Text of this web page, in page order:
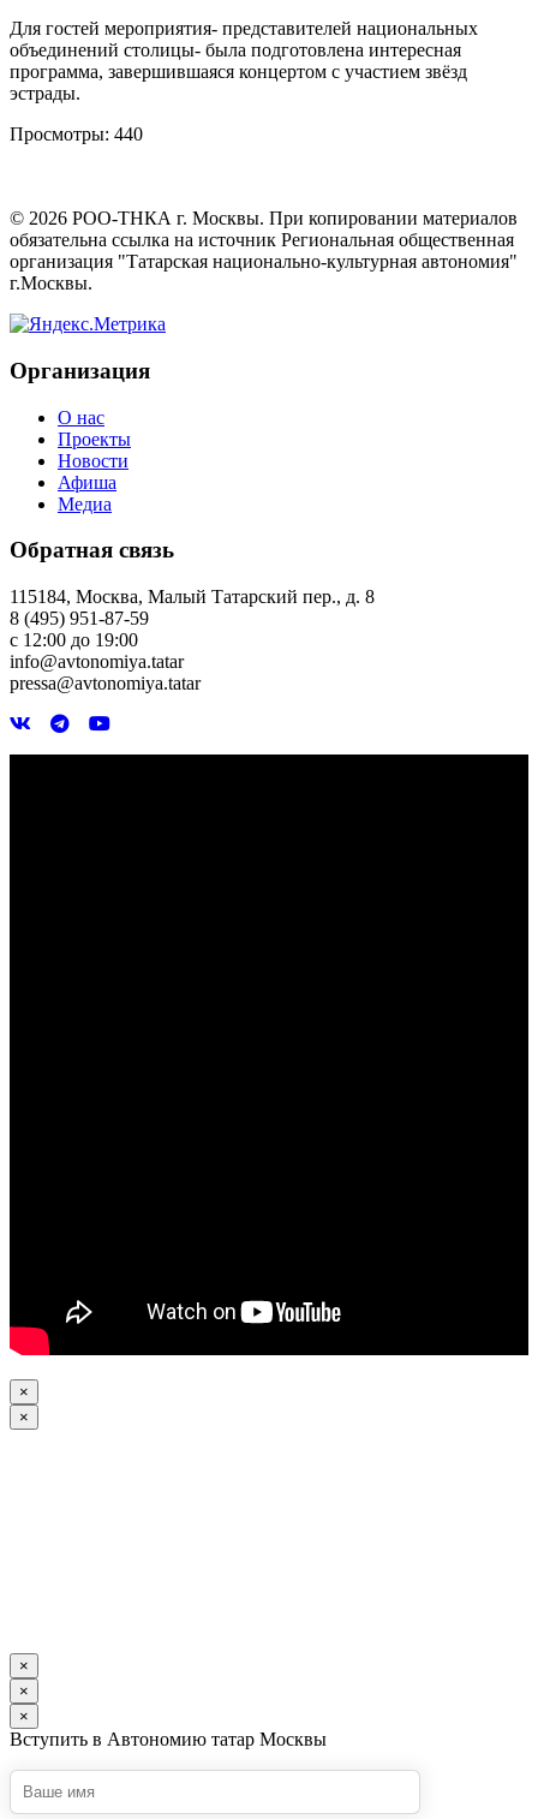
Для гостей мероприятия- представителей национальных
объединений столицы- была подготовлена интересная
программа, завершившаяся концертом с участием звёзд
эстрады.
Просмотры: 440
© 2026 РОО-ТНКА г. Москвы. При копировании материалов
обязательна ссылка на источник Региональная общественная
организация "Татарская национально-культурная автономия"
г.Москвы.
Организация
О нас
Проекты
Новости
Афиша
Медиа
Обратная связь
115184, Москва, Малый Татарский пер., д. 8
8 (495) 951-87-59
с 12:00 до 19:00
info@avtonomiya.tatar
pressa@avtonomiya.tatar
×
×
×
×
×
Вступить в Автономию татар Москвы